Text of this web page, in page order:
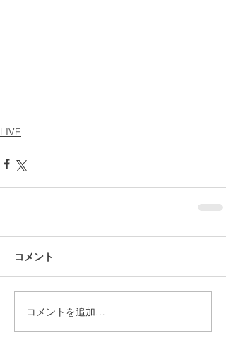
LIVE
コメント
コメントを追加…